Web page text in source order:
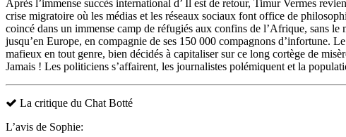
Après l’immense succès international d’ Il est de retour, Timur Vermes
crise migratoire où les médias et les réseaux sociaux font office de
coincé dans un immense camp de réfugiés aux confins de l’Afrique, sans
jusqu’en Europe, en compagnie de ses 150 000 compagnons d’infortune.
mafieux en tout genre, bien décidés à capitaliser sur ce long cortège de
Jamais ! Les politiciens s’affairent, les journalistes polémiquent et la
La critique du Chat Botté
L’avis de Sophie: